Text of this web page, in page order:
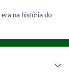
era na história do